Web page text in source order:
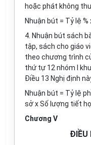
hoặc phát không
Nhuận bút = Tỷ lệ %
4. Nhuận bút sách
tập, sách cho giáo
theo chương trình
thứ tự 12 nhóm I
Điều 13 Nghị định
Nhuận bút = Tỷ lệ
sởx Số lượng tiết
Chương V
ĐIỀU